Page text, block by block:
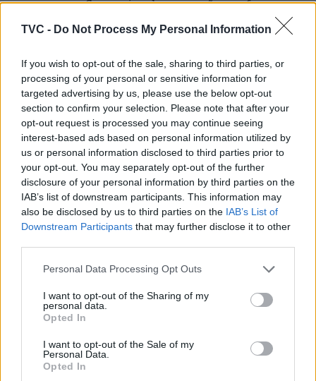
TVC - Do Not Process My Personal Information
If you wish to opt-out of the sale, sharing to third parties, or
processing of your personal or sensitive information for
targeted advertising by us, please use the below opt-out
section to confirm your selection. Please note that after your
opt-out request is processed you may continue seeing
interest-based ads based on personal information utilized by
us or personal information disclosed to third parties prior to
your opt-out. You may separately opt-out of the further
disclosure of your personal information by third parties on the
IAB’s list of downstream participants. This information may
also be disclosed by us to third parties on the IAB’s List of
Downstream Participants that may further disclose it to other
Personal Data Processing Opt Outs
I want to opt-out of the Sharing of my
personal data.
Opted In
I want to opt-out of the Sale of my
Personal Data.
Opted In
em terrenos florestais sob sua gestão, confinantes
Artigo anterior
Municipio de Oliveira do
Hospital recebe a meta do
Troféu Região de Coimbra
Próximo artigo
Viseu assinala época
pascal com “cabaz”
recheado de experiências,
manifestações artísticas